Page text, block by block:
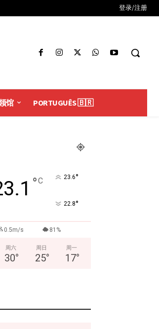
登录/注册
馆 PORTUGUÊS 🇧🇷
°C 23.6°
22.8°
0.5m/s 81%
周六
30°
周日
25°
周一
17°